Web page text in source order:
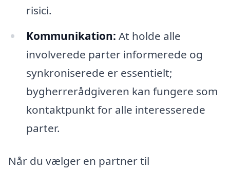
risici.
Kommunikation: At holde alle
involverede parter informerede og
synkroniserede er essentielt;
bygherrerådgiveren kan fungere som
kontaktpunkt for alle interesserede
parter.
Når du vælger en partner til